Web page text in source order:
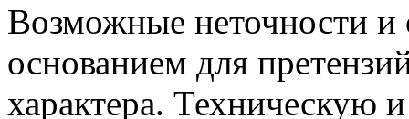
Возможные неточности и
основанием для
характера.